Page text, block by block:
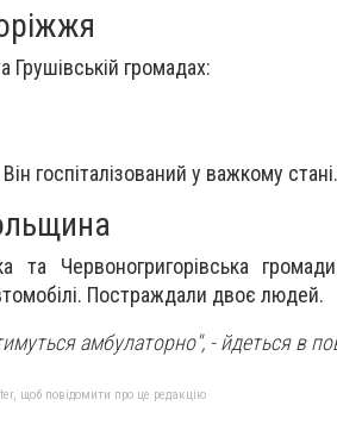
громадах:
госпіталізований у важкому стані.
та Червоногригорівська
Постраждали двоє людей.
амбулаторно", - йдеться в
щоб повідомити про це редакцію